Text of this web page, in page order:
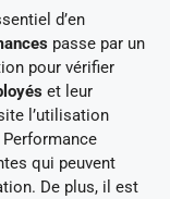
d’en
passe par un
pour vérifier
et leur
l’utilisation
qui peuvent
De plus, il est